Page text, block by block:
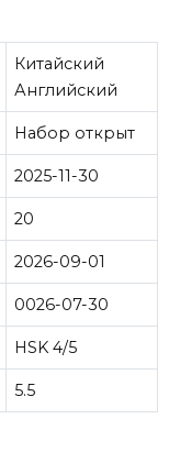
Китайский
Английский
Набор открыт
2025-11-30
20
2026-09-01
0026-07-30
HSK 4/5
5.5